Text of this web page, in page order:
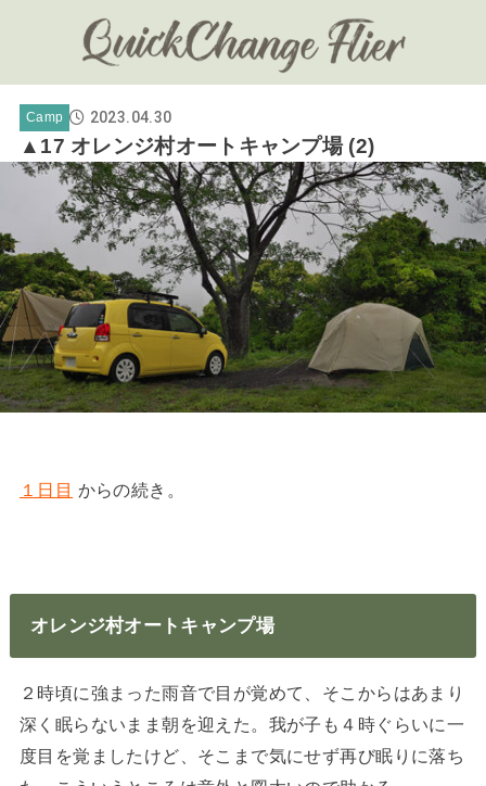
Camp 2023.04.30
▲17 オレンジ村オートキャンプ場 (2)
１日目 からの続き。
オレンジ村オートキャンプ場
２時頃に強まった雨音で目が覚めて、そこからはあまり
深く眠らないまま朝を迎えた。我が子も４時ぐらいに一
度目を覚ましたけど、そこまで気にせず再び眠りに落ち